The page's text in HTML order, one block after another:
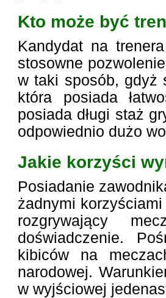
Kto może być
Kandydat na
stosowne
w taki sposób, gdyż
która posiada
posiada długi staż
odpowiednio dużo
Jakie korzyści
Posiadanie
żadnymi
rozgrywający
doświadczenie.
kibiców na
narodowej.
w wyjściowej